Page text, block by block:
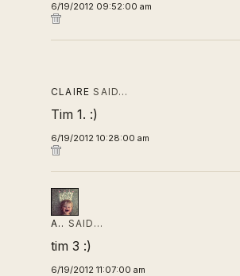
6/19/2012 09:52:00 am
CLAIRE SAID…
Tim 1. :)
6/19/2012 10:28:00 am
A.. SAID…
tim 3 :)
6/19/2012 11:07:00 am